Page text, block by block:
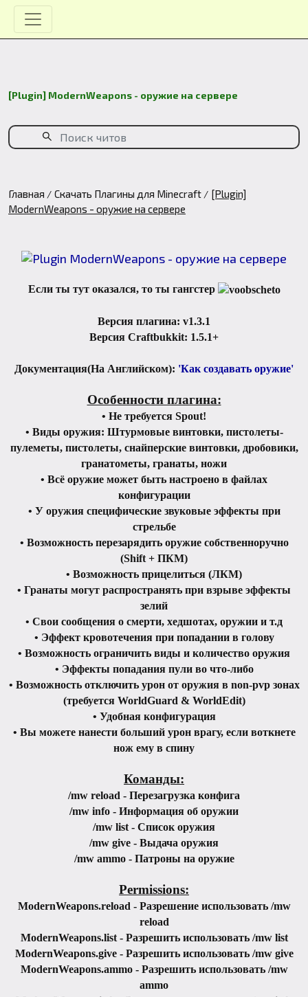
[Plugin] ModernWeapons - оружие на сервере
Главная Скачать Плагины для Minecraft
[Plugin]
ModernWeapons - оружие на сервере
Если ты тут оказался, то ты гангстер
Версия плагина: v1.3.1
Версия Craftbukkit: 1.5.1+
Документация(На Английском): 'Как создавать оружие'
Особенности плагина:
• Не требуется Spout!
• Виды оружия: Штурмовые винтовки, пистолеты-
пулеметы, пистолеты, снайперские винтовки, дробовики,
гранатометы, гранаты, ножи
• Всё оружие может быть настроено в файлах
конфигурации
• У оружия специфические звуковые эффекты при
стрельбе
• Возможность перезарядить оружие собственноручно
(Shift + ПКМ)
• Возможность прицелиться (ЛКМ)
• Гранаты могут распространять при взрыве эффекты
зелий
• Свои сообщения о смерти, хедшотах, оружии и т.д
• Эффект кровотечения при попадании в голову
• Возможность ограничить виды и количество оружия
• Эффекты попадания пули во что-либо
• Возможность отключить урон от оружия в non-pvp зонах
(требуется WorldGuard & WorldEdit)
• Удобная конфигурация
• Вы можете нанести больший урон врагу, если воткнете
нож ему в спину
Команды:
/mw reload - Перезагрузка конфига
/mw info - Информация об оружии
/mw list - Список оружия
/mw give - Выдача оружия
/mw ammo - Патроны на оружие
Permissions:
ModernWeapons.reload - Разрешение использовать /mw
reload
ModernWeapons.list - Разрешить использовать /mw list
ModernWeapons.give - Разрешить использовать /mw give
ModernWeapons.ammo - Разрешить использовать /mw
ammo